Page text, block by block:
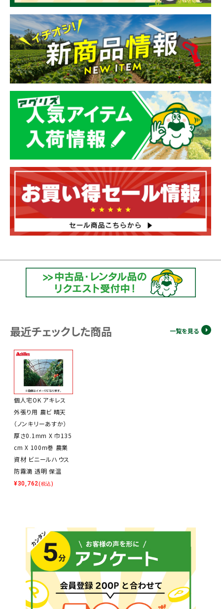
最近チェックした商品 一覧を見る
個人宅OK アキレス
外張り用 農ビ 晴天
（ノンキリーあすか）
厚さ0.1mm X 巾135
cm X 100m巻 農業
資材 ビニールハウス
防霧滴 透明 保温
¥30,762(税込)